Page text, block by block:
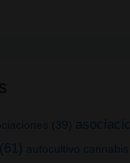
(39)
(61) autocultivo cannabis